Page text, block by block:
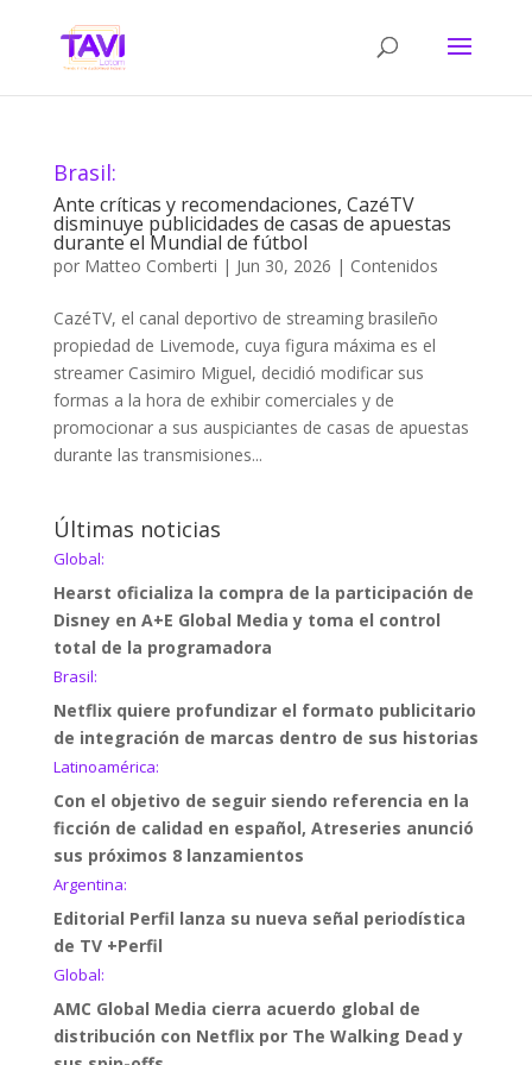
Brasil:
Ante críticas y recomendaciones, CazéTV
disminuye publicidades de casas de apuestas
durante el Mundial de fútbol
por Matteo Comberti | Jun 30, 2026 | Contenidos
CazéTV, el canal deportivo de streaming brasileño
propiedad de Livemode, cuya figura máxima es el
streamer Casimiro Miguel, decidió modificar sus
formas a la hora de exhibir comerciales y de
promocionar a sus auspiciantes de casas de apuestas
durante las transmisiones...
Últimas noticias
Global:
Hearst oficializa la compra de la participación de
Disney en A+E Global Media y toma el control
total de la programadora
Brasil:
Netflix quiere profundizar el formato publicitario
de integración de marcas dentro de sus historias
Latinoamérica:
Con el objetivo de seguir siendo referencia en la
ficción de calidad en español, Atreseries anunció
sus próximos 8 lanzamientos
Argentina:
Editorial Perfil lanza su nueva señal periodística
de TV +Perfil
Global:
AMC Global Media cierra acuerdo global de
distribución con Netflix por The Walking Dead y